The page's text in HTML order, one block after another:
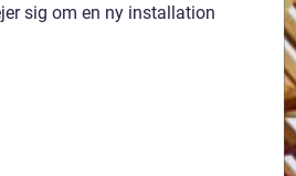
sig om en ny installation